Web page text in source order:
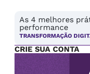
As 4 melhores
performance
TRANSFORMAÇÃO
CRIE SUA CONTA